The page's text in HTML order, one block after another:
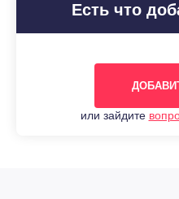
Есть что
или зайдите